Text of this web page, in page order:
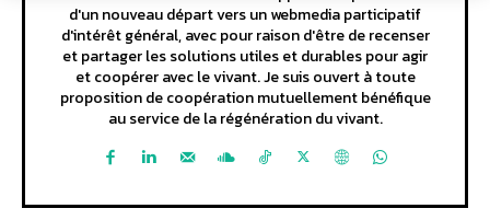
d'un nouveau départ vers un webmedia participatif
d'intérêt général, avec pour raison d'être de recenser
et partager les solutions utiles et durables pour agir
et coopérer avec le vivant. Je suis ouvert à toute
proposition de coopération mutuellement bénéfique
au service de la régénération du vivant.